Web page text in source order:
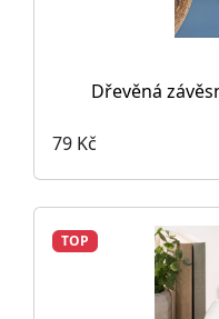
Dřevěná
79 Kč
TOP